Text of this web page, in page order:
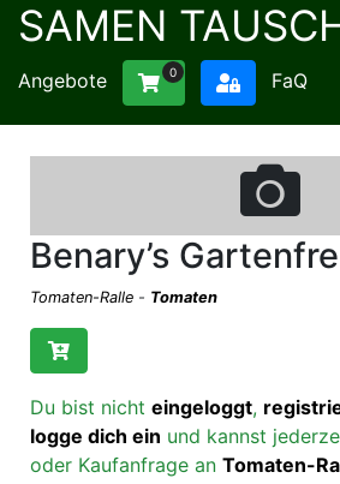
SAMEN
Angebote 0 FaQ
Benary’s
Tomaten-Ralle - Tomaten
Du bist nicht eingeloggt,
logge dich ein und kannst
oder Kaufanfrage an Tomaten-